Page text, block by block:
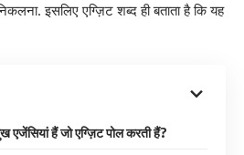
इसलिए एग्ज़िट शब्द ही बताता है कि यह
एजेंसियां हैं जो एग्ज़िट पोल करती हैं?